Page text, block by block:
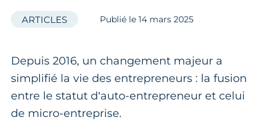
ARTICLES Publié le 14 mars 2025
Depuis 2016, un changement majeur a
simplifié la vie des entrepreneurs : la fusion
entre le statut d’auto-entrepreneur et celui
de micro-entreprise.